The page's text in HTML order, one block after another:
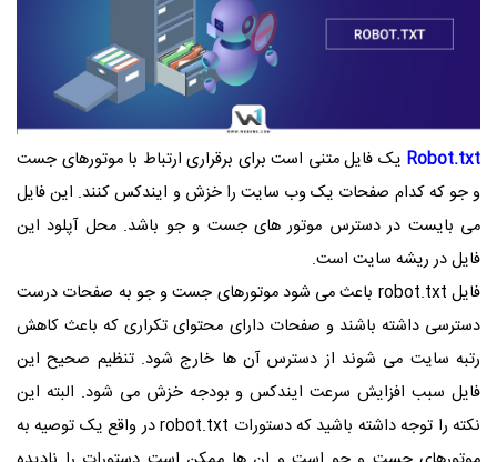
Robot.txt یک فایل متنی است برای برقراری ارتباط با موتورهای جست
و جو که کدام صفحات یک وب سایت را خزش و ایندکس کنند. این فایل
می بایست در دسترس موتور های جست و جو باشد. محل آپلود این
فایل در ریشه سایت است.
فایل robot.txt باعث می شود موتورهای جست و جو به صفحات درست
دسترسی داشته باشند و صفحات دارای محتوای تکراری که باعث کاهش
رتبه سایت می شوند از دسترس آن ها خارج شود. تنظیم صحیح این
فایل سبب افزایش سرعت ایندکس و بودجه خزش می شود. البته این
نکته را توجه داشته باشید که دستورات robot.txt در واقع یک توصیه به